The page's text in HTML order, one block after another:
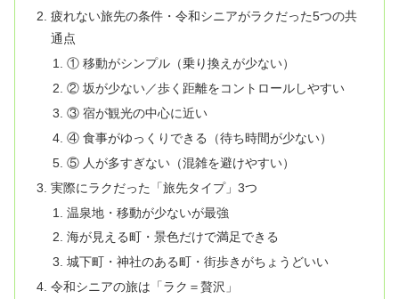
疲れない旅先の条件・令和シニアがラクだった5つの共
通点
① 移動がシンプル（乗り換えが少ない）
② 坂が少ない／歩く距離をコントロールしやすい
③ 宿が観光の中心に近い
④ 食事がゆっくりできる（待ち時間が少ない）
⑤ 人が多すぎない（混雑を避けやすい）
実際にラクだった「旅先タイプ」3つ
温泉地・移動が少ないが最強
海が見える町・景色だけで満足できる
城下町・神社のある町・街歩きがちょうどいい
令和シニアの旅は「ラク＝贅沢」